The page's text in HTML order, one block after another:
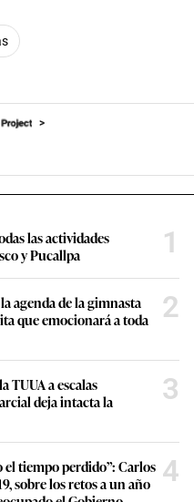
las actividades
y Pucallpa
1
agenda de la gimnasta
que emocionará a toda
2
TUUA a escalas
deja intacta la
3
tiempo perdido”: Carlos
sobre los retos a un año
4